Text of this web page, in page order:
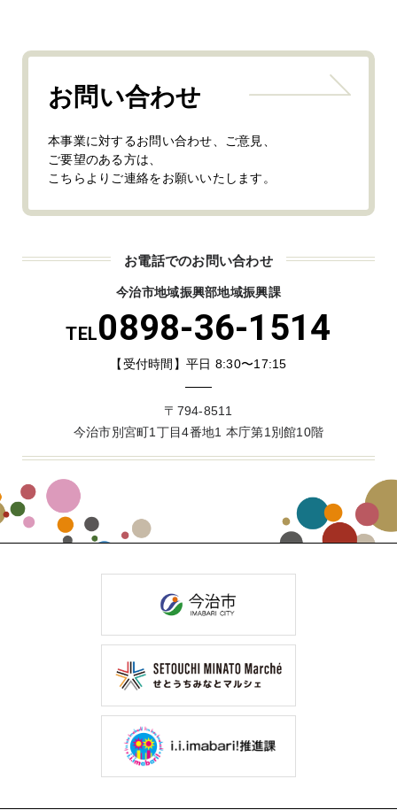
お問い合わせ
本事業に対するお問い合わせ、ご意見、
ご要望のある方は、
こちらよりご連絡をお願いいたします。
お電話でのお問い合わせ
今治市地域振興部地域振興課
TEL0898-36-1514
【受付時間】平日 8:30〜17:15
〒794-8511
今治市別宮町1丁目4番地1 本庁第1別館10階